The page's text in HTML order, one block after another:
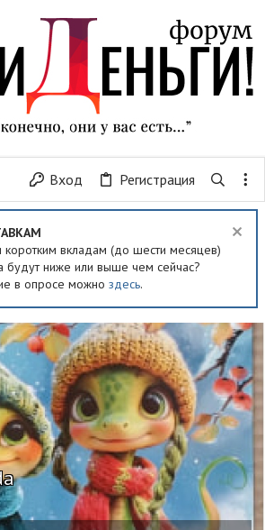
Вход Регистрация
коротким вкладам (до шести месяцев)
будут ниже или выше чем сейчас?
в опросе можно здесь.